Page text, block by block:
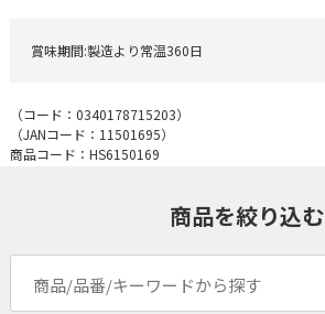
賞味期間:製造より常温360日
（コード： 0340178715203）
（JANコード： 11501695）
商品コード：HS6150169
商品を絞り込む